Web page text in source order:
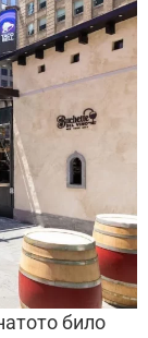
било